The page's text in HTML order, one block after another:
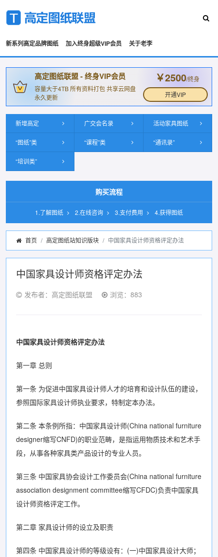
新系列高定品牌图纸 加入终身超级VIP会员 关于老李
高定图纸联盟 - 终身VIP会员
容量大于4TB 所有资料打包 共享云网盘
永久更新
￥2500/终身
开通VIP
新增高定 广交会名录 活动家具图纸
“图纸”类 “课程”类 “通讯录”
“培训类”
购买流程
1.了解图纸 2.在线咨询 3.支付费用 4.获得图纸
首页 高定图纸站知识版块 中国家具设计师资格评定办法
中国家具设计师资格评定办法
发布者：高定图纸联盟 浏览：883
中国家具设计师资格评定办法
第一章 总则
第一条 为促进中国家具设计师人才的培育和设计队伍的建设，
参照国际家具设计师执业要求，特制定本办法。
第二条 本条例所指：中国家具设计师(China national furniture
designer缩写CNFD)的职业范畴，是指运用物质技术和艺术手
段，从事各种家具类产品设计的专业人员。
第三条 中国家具协会设计工作委员会(China national furniture
association designment committee缩写CFDC)负责中国家具
设计师资格评定工作。
第二章 家具设计师的设立及职责
第四条 中国家具设计师的等级设有：(一)中国家具设计大师；